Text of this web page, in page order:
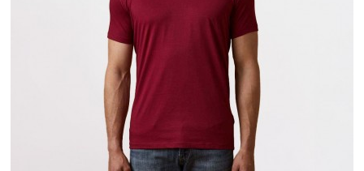
XS XXL